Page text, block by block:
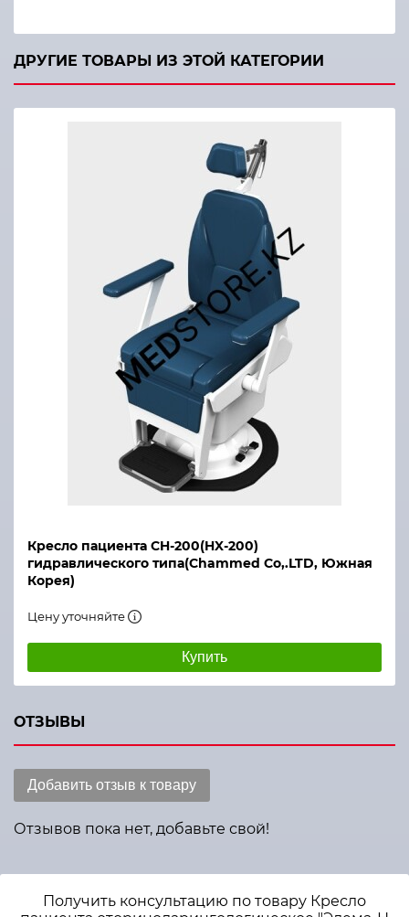
ДРУГИЕ ТОВАРЫ ИЗ ЭТОЙ КАТЕГОРИИ
Кресло пациента CH-200(HX-200)
гидравлического типа(Chammed Co,.LTD, Южная
Корея)
Цену уточняйте
Купить
ОТЗЫВЫ
Добавить отзыв к товару
Отзывов пока нет, добавьте свой!
Получить консультацию по товару Кресло